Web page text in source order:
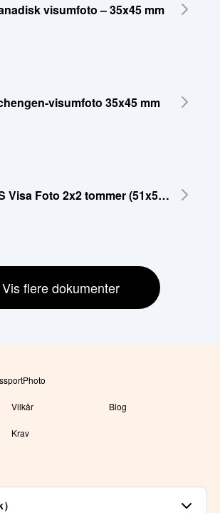
visumfoto – 35x45 mm
visumfoto 35x45 mm
US Visa Foto 2x2 tommer (51x51 mm)
Vis flere dokumenter
Vilkår Blog
Krav